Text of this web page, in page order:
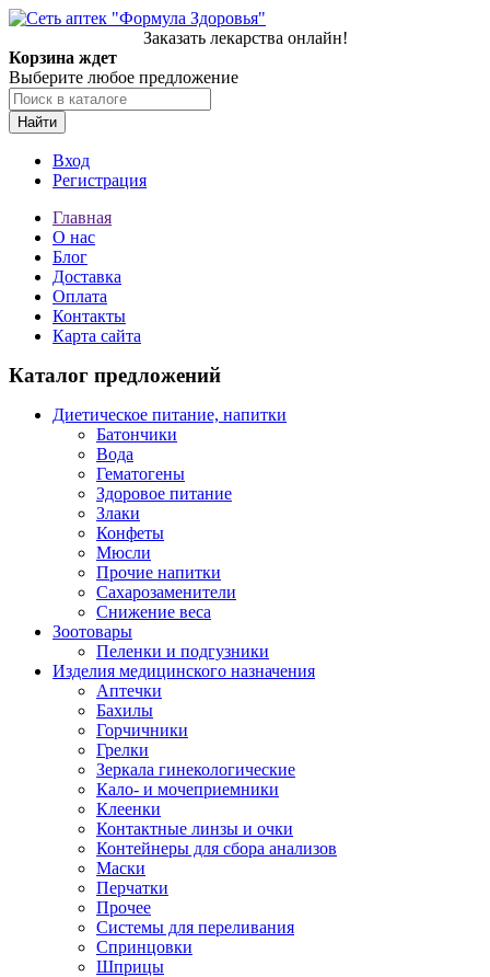
Заказать лекарства онлайн!
Корзина ждет
Выберите любое предложение
Найти
Вход
Регистрация
Главная
О нас
Блог
Доставка
Оплата
Контакты
Карта сайта
Каталог предложений
Диетическое питание, напитки
Батончики
Вода
Гематогены
Здоровое питание
Злаки
Конфеты
Мюсли
Прочие напитки
Сахарозаменители
Снижение веса
Зоотовары
Пеленки и подгузники
Изделия медицинского назначения
Аптечки
Бахилы
Горчичники
Грелки
Зеркала гинекологические
Кало- и мочеприемники
Клеенки
Контактные линзы и очки
Контейнеры для сбора анализов
Маски
Перчатки
Прочее
Системы для переливания
Спринцовки
Шприцы